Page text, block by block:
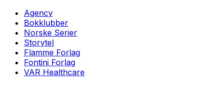
Agency
Bokklubber
Norske Serier
Storytel
Flamme Forlag
Fontini Forlag
VAR Healthcare